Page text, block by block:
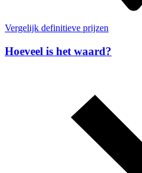
Vergelijk definitieve prijzen
Hoeveel is het waard?